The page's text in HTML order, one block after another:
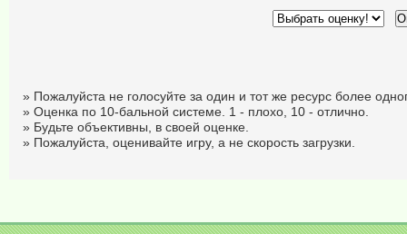
» Пожалуйста не голосуйте за один и тот же ресурс более
» Оценка по 10-бальной системе. 1 - плохо, 10 - отлично.
» Будьте объективны, в своей оценке.
» Пожалуйста, оценивайте игру, а не скорость загрузки.